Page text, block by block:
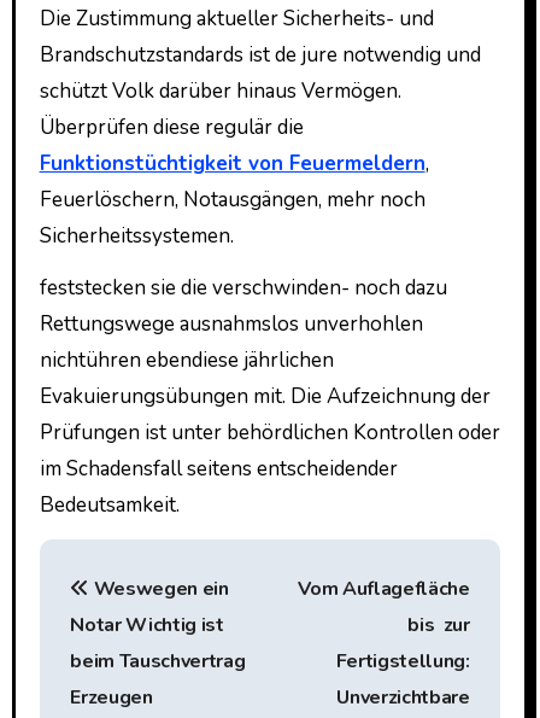
Die Zustimmung aktueller Sicherheits- und
Brandschutzstandards ist de jure notwendig und
schützt Volk darüber hinaus Vermögen.
Überprüfen diese regulär die
Funktionstüchtigkeit von Feuermeldern,
Feuerlöschern, Notausgängen, mehr noch
Sicherheitssystemen.
feststecken sie die verschwinden- noch dazu
Rettungswege ausnahmslos unverhohlen
nichtühren ebendiese jährlichen
Evakuierungsübungen mit. Die Aufzeichnung der
Prüfungen ist unter behördlichen Kontrollen oder
im Schadensfall seitens entscheidender
Bedeutsamkeit.
P
Weswegen ein
Notar Wichtig ist
beim Tauschvertrag
Erzeugen
Vom Auflagefläche
bis zur
Fertigstellung:
Unverzichtbare